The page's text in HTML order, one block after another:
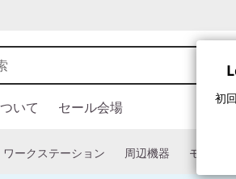
初
いて セール会場
ワークステーション 周辺機器 モニター